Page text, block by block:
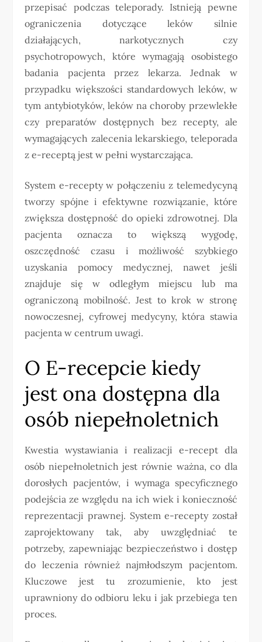
przepisać podczas teleporady. Istnieją pewne
ograniczenia dotyczące leków silnie
działających, narkotycznych czy
psychotropowych, które wymagają osobistego
badania pacjenta przez lekarza. Jednak w
przypadku większości standardowych leków, w
tym antybiotyków, leków na choroby przewlekłe
czy preparatów dostępnych bez recepty, ale
wymagających zalecenia lekarskiego, teleporada
z e-receptą jest w pełni wystarczająca.
System e-recepty w połączeniu z telemedycyną
tworzy spójne i efektywne rozwiązanie, które
zwiększa dostępność do opieki zdrowotnej. Dla
pacjenta oznacza to większą wygodę,
oszczędność czasu i możliwość szybkiego
uzyskania pomocy medycznej, nawet jeśli
znajduje się w odległym miejscu lub ma
ograniczoną mobilność. Jest to krok w stronę
nowoczesnej, cyfrowej medycyny, która stawia
pacjenta w centrum uwagi.
O E-recepcie kiedy
jest ona dostępna dla
osób niepełnoletnich
Kwestia wystawiania i realizacji e-recept dla
osób niepełnoletnich jest równie ważna, co dla
dorosłych pacjentów, i wymaga specyficznego
podejścia ze względu na ich wiek i konieczność
reprezentacji prawnej. System e-recepty został
zaprojektowany tak, aby uwzględniać te
potrzeby, zapewniając bezpieczeństwo i dostęp
do leczenia również najmłodszym pacjentom.
Kluczowe jest tu zrozumienie, kto jest
uprawniony do odbioru leku i jak przebiega ten
proces.